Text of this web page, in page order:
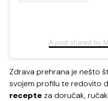
A post shared by
Zdrava prehrana je nešto
svojem profilu te redovito
recepte za doručak,